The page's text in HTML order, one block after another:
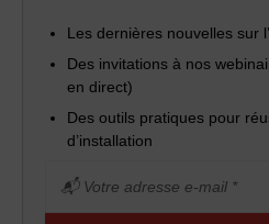
Les dernières nouvelles sur
Des invitations à nos
en direct)
Des outils pratiques pour
d’installation